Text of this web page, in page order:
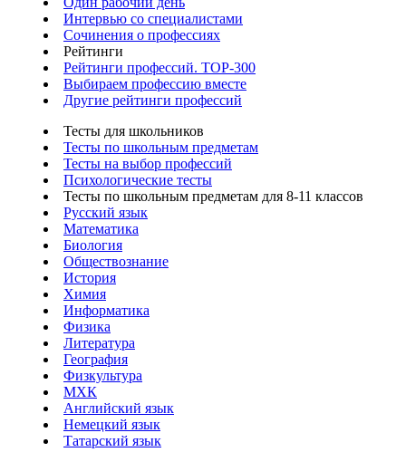
Интервью со специалистами
Сочинения о профессиях
Рейтинги
Рейтинги профессий. TOP-300
Выбираем профессию вместе
Другие рейтинги профессий
Тесты для школьников
Тесты по школьным предметам
Тесты на выбор профессий
Психологические тесты
Тесты по школьным предметам для 8-11 классов
Русский язык
Математика
Биология
Обществознание
История
Химия
Информатика
Физика
Литература
География
Физкультура
МХК
Английский язык
Немецкий язык
Татарский язык